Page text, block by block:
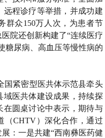
程诊疗等举措，并成功建
群众150万人次，为患者节
院还创新构建了“连续医疗
糖尿病、高血压等慢性病的
国紧密型医共体示范县牵头
医共体建设成果，持续探
在圆桌讨论中表示，期待与
（CHTV）深化合作，通过
：一是共建“西南彝医药健